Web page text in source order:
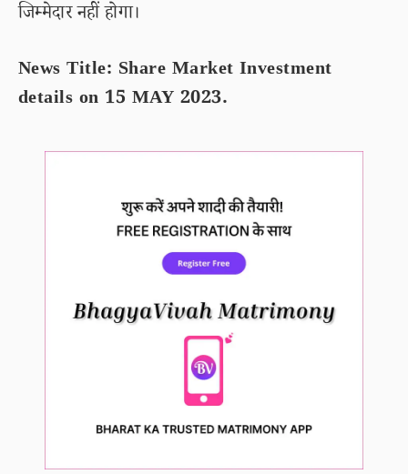
जिम्मेदार नहीं होगा।
News Title: Share Market Investment
details on 15 MAY 2023.